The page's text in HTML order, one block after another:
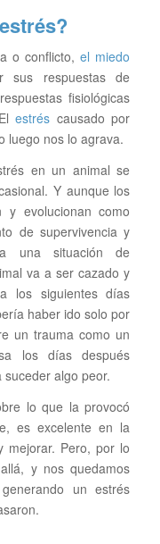
o conflicto,el miedo
sus respuestas de
fisiológicas
Elestrés causado por
luego nos lo agrava.
en un animal se
Y aunque los
y evolucionan como
de supervivencia y
una situación de
va a ser cazado y
los siguientes días
haber ido solo por
un trauma como un
los días después
algo peor.
lo que la provocó
es excelente en la
mejorar. Pero, por lo
y nos quedamos
un estrés